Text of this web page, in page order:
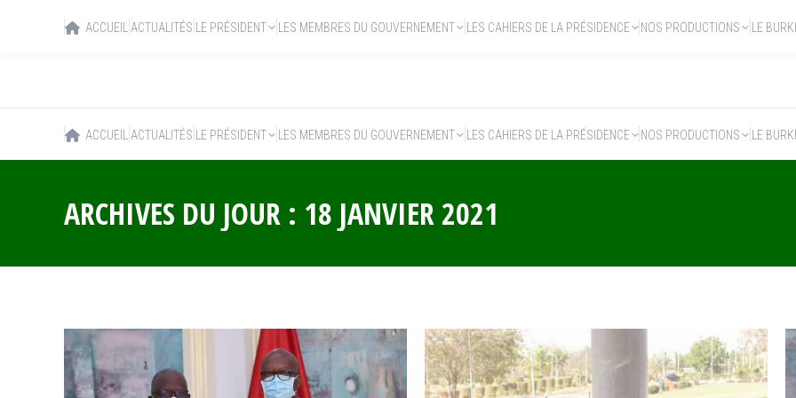
ACCUEIL ACTUALITÉS LE PRÉSIDENT LES MEMBRES DU GOUVERNEMENT LES CAHIERS DE LA PRÉSIDENCE NOS PRODUCTIONS LE
ARCHIVES DU JOUR : 18 JANVIER 2021
ACCUEIL ACTUALITÉS LE PRÉSIDENT LES MEMBRES DU GOUVERNEMENT LES CAHIERS DE LA PRÉSIDENCE NOS PRODUCTIONS LE